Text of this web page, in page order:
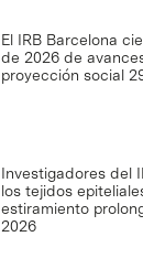
El IRB Barcelona
de 2026 de
proyección social
Investigadores del
los tejidos
estiramiento
2026